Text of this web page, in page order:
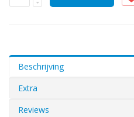
Beschrijving
Extra
Reviews